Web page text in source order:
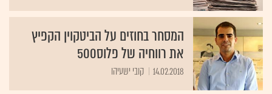
המסחר בחוזים על הביטקוין הקפיץ
את רווחיה של פלוס500
14.02.2018 קובי ישעיהו